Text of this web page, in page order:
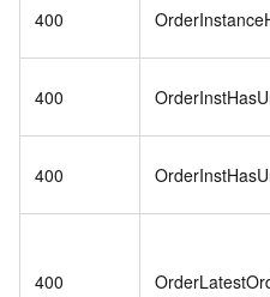
400
400
400
400